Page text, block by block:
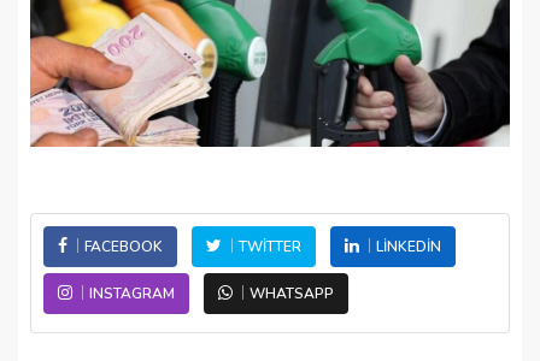
FACEBOOK TWITTER LINKEDIN
INSTAGRAM WHATSAPP